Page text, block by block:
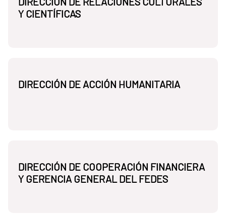
Y CIENTÍFICAS
DIRECCIÓN DE ACCIÓN HUMANITARIA
DIRECCIÓN DE COOPERACIÓN FINANCIERA
Y GERENCIA GENERAL DEL FEDES